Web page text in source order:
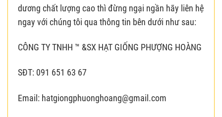
dương chất lượng cao thì đừng ngại ngần hãy liên hệ
ngay với chúng tôi qua thông tin bên dưới như sau:
CÔNG TY TNHH ™ &SX HẠT GIỐNG PHƯỢNG HOÀNG
SĐT: 091 651 63 67
Email: hatgiongphuonghoang@gmail.com